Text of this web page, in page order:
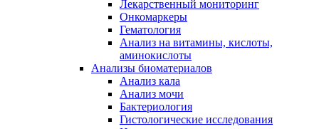
Лекарственный мониторинг
Онкомаркеры
Гематология
Анализ на витамины, кислоты,
аминокислоты
Анализы биоматериалов
Анализ кала
Анализ мочи
Бактериология
Гистологические исследования